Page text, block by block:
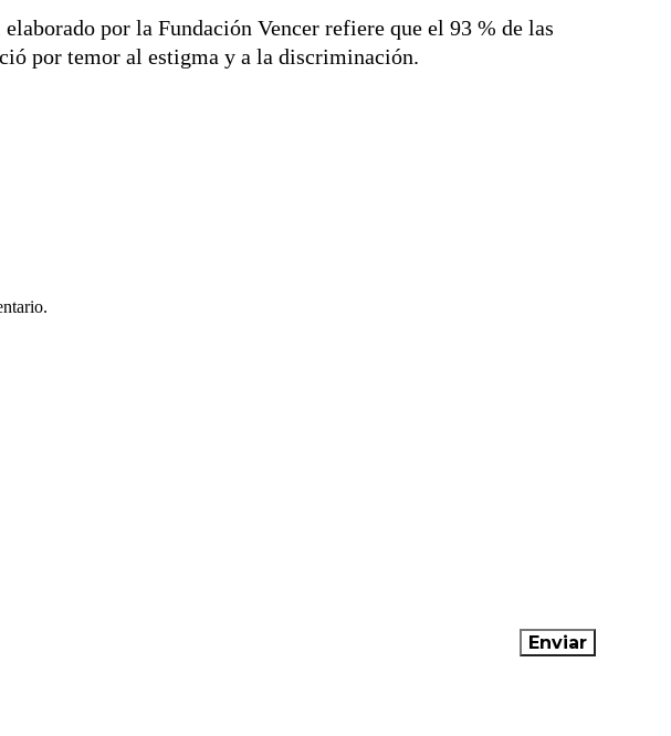
por la Fundación Vencer refiere que el 93 % de las
por temor al estigma y a la discriminación.